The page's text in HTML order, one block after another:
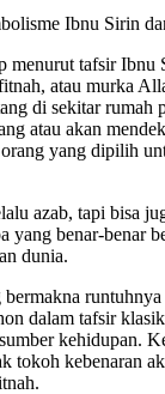
Ibnu Sirin
menurut tafsir Ibnu
atau murka
di sekitar rumah
atau akan
yang dipilih
azab, tapi bisa
yang benar-benar
dunia.
dalam tafsir
kehidupan.
tokoh kebenaran